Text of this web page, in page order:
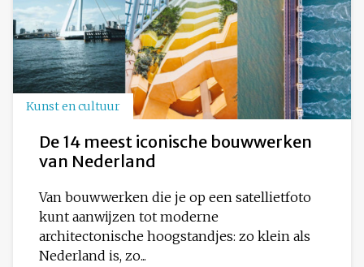
Kunst en cultuur
De 14 meest iconische bouwwerken
van Nederland
Van bouwwerken die je op een satellietfoto
kunt aanwijzen tot moderne
architectonische hoogstandjes: zo klein als
Nederland is, zo...